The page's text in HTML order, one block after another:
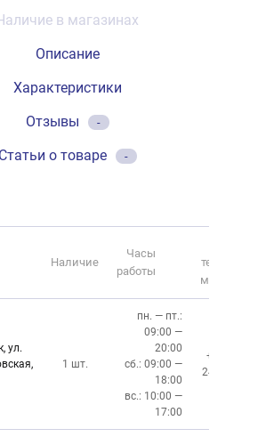
в магазинах
Описание
Характеристики
Отзывы
-
Статьи о товаре -
Наличие
Часы
работы
телефона
магазина
ул.
1 шт.
пн. — пт.:
09:00 —
20:00
сб.: 09:00 —
18:00
вс.: 10:00 —
17:00
+7 (391)
243-83-01